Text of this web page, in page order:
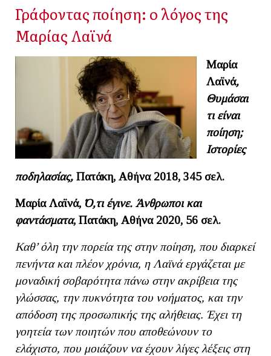
Γράφοντας ποίηση: o λόγος της
Μαρίας Λαϊνά
Μαρία
Λαϊνά,
Θυμάσαι
τι είναι
ποίηση;
Ιστορίες
ποδηλασίας, Πατάκη, Αθήνα 2018, 345 σελ.
Μαρία Λαϊνά, Ό,τι έγινε. Άνθρωποι και
φαντάσματα, Πατάκη, Αθήνα 2020, 56 σελ.
Καθ’ όλη την πορεία της στην ποίηση, που διαρκεί
πενήντα και πλέον χρόνια, η Λαϊνά εργάζεται με
μοναδική σοβαρότητα πάνω στην ακρίβεια της
γλώσσας, την πυκνότητα του νοήματος, και την
απόδοση της προσωπικής της αλήθειας. Έχει τη
γοητεία των ποιητών που αποθεώνουν το
ελάχιστο, που μοιάζουν να έχουν λίγες λέξεις στη